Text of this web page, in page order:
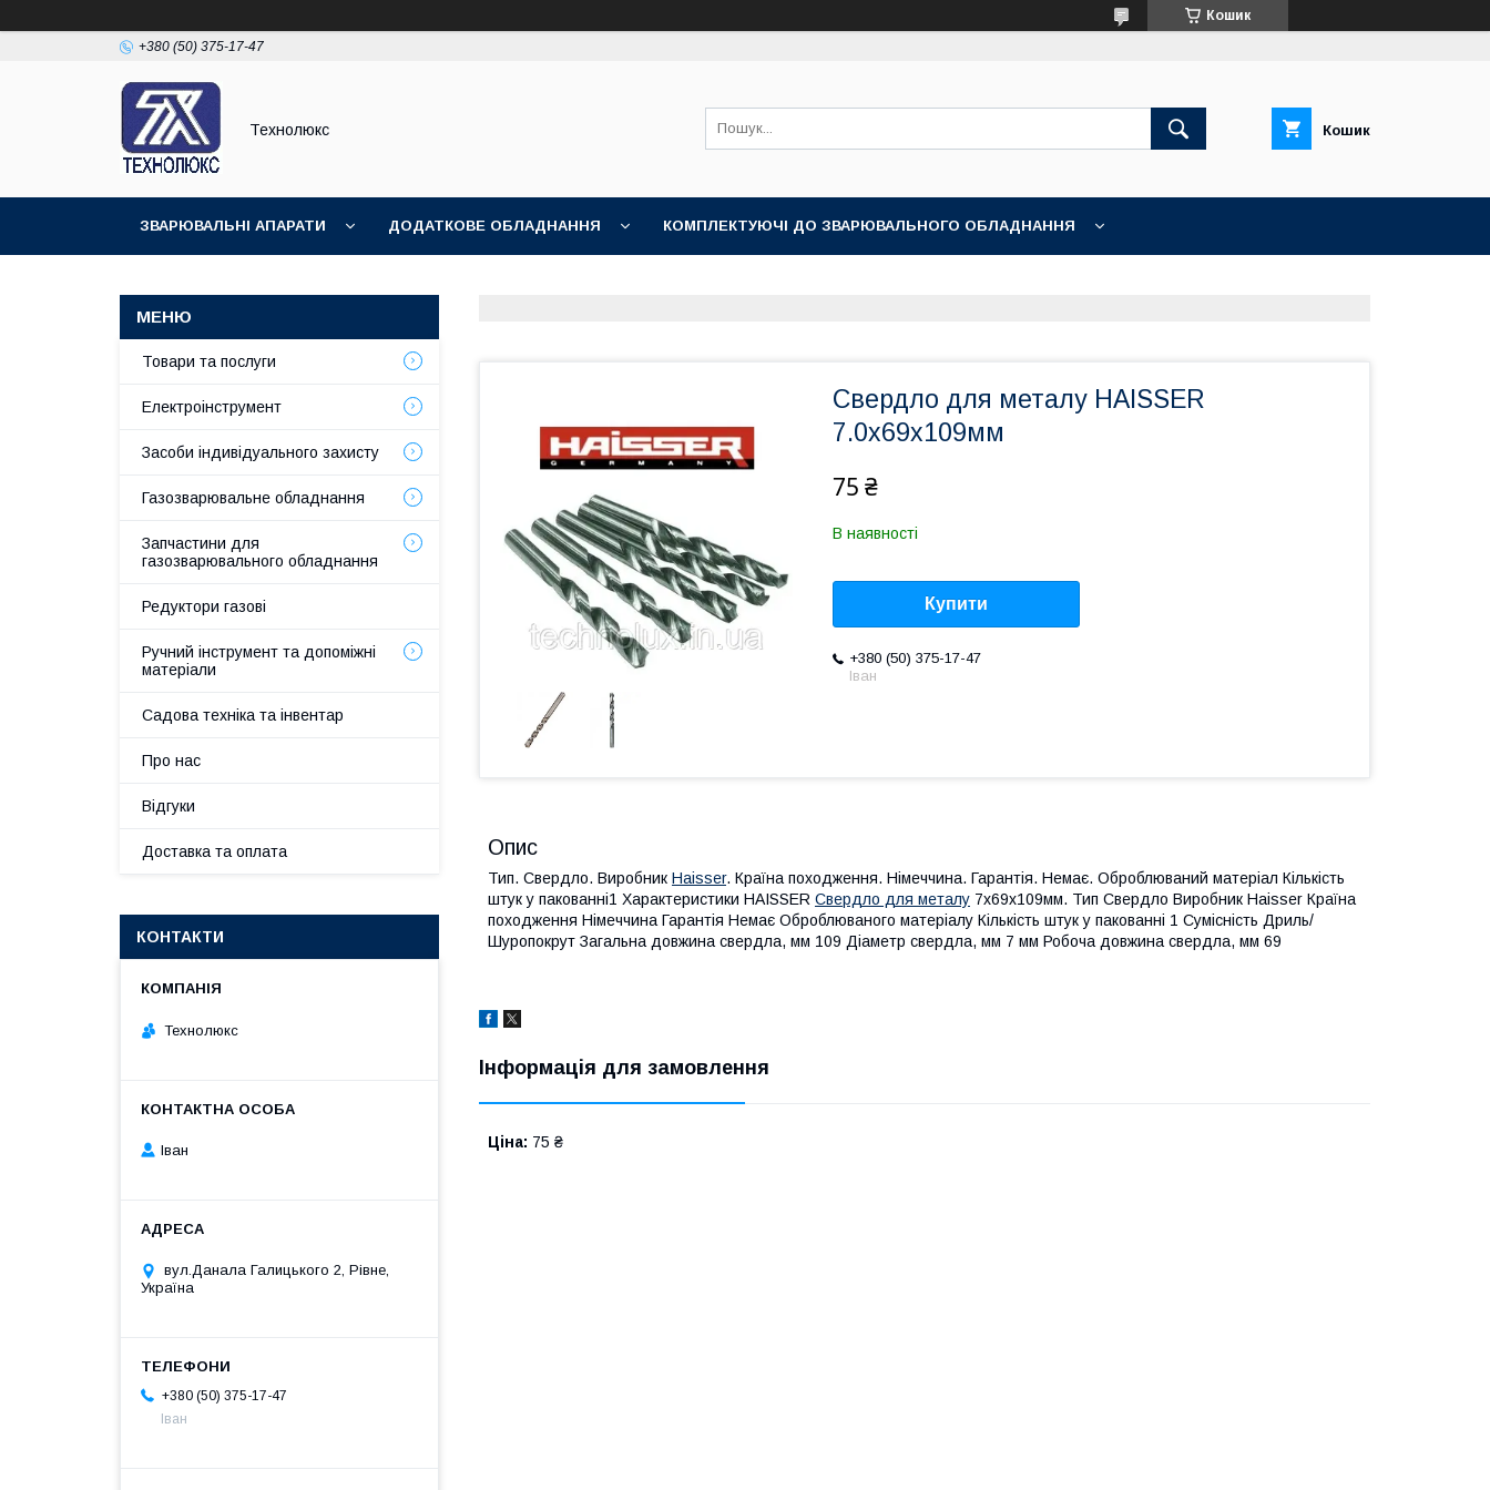
Кошик
+380 (50) 375-17-47
Технолюкс Кошик
ЗВАРЮВАЛЬНІ АПАРАТИ ДОДАТКОВЕ ОБЛАДНАННЯ КОМПЛЕКТУЮЧІ ДО ЗВАРЮВАЛЬНОГО ОБЛАДНАННЯ
Свердло для металу HAISSER
7.0х69х109мм
75 ₴
В наявності
Купити
+380 (50) 375-17-47
Іван
Опис
Тип. Свердло. Виробник Haisser. Країна походження. Німеччина. Гарантія. Немає. Оброблюваний матеріал Кількість
штук у пакованні1 Характеристики HAISSER Свердло для металу 7х69х109мм. Тип Свердло Виробник Haisser Країна
походження Німеччина Гарантія Немає Оброблюваного матеріалу Кількість штук у пакованні 1 Сумісність Дриль/
Шуропокрут Загальна довжина свердла, мм 109 Діаметр свердла, мм 7 мм Робоча довжина свердла, мм 69
Інформація для замовлення
Ціна: 75 ₴
Товари та послуги
Електроінструмент
Засоби індивідуального захисту
Газозварювальне обладнання
Запчастини для
газозварювального обладнання
Редуктори газові
Ручний інструмент та допоміжні
матеріали
Садова техніка та інвентар
Про нас
Відгуки
Доставка та оплата
КОНТАКТИ
Технолюкс
Іван
вул.Данала Галицького 2, Рівне,
Україна
+380 (50) 375-17-47
Іван